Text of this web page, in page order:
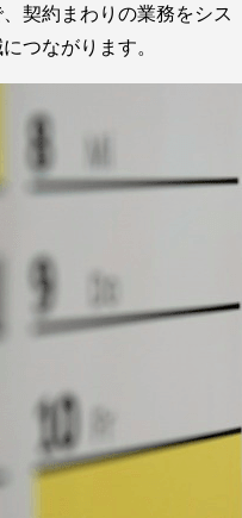
契約まわりの業務をシス
つながります。